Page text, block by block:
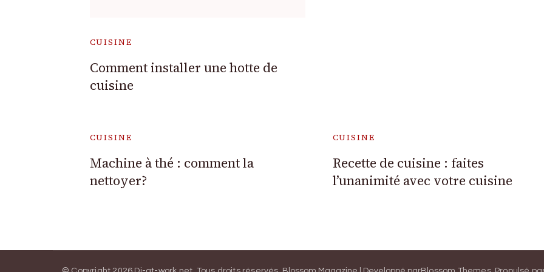
CUISINE
Comment installer une hotte de
cuisine
CUISINE
Machine à thé : comment la
nettoyer?
CUISINE
Recette de cuisine : faites
l’unanimité avec votre cuisine